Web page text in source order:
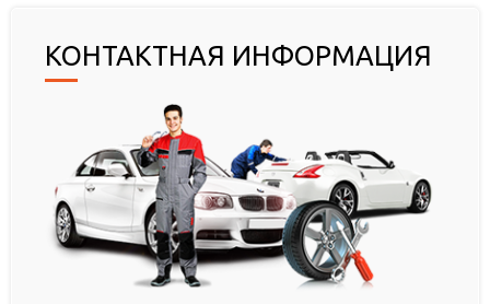
КОНТАКТНАЯ ИНФОРМАЦИЯ